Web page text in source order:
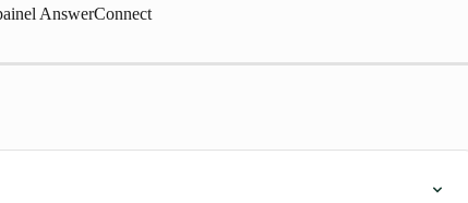
AnswerConnect